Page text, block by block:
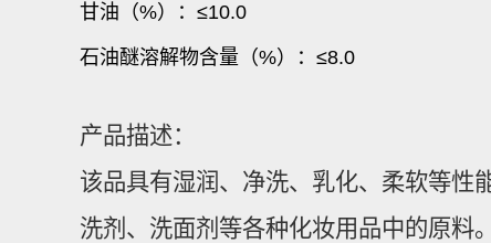
甘油（%）：≤10.0
石油醚溶解物含量（%）：≤8.0
产品描述：
该品具有湿润、净洗、乳化、柔软等性
洗剂、洗面剂等各种化妆用品中的原料。